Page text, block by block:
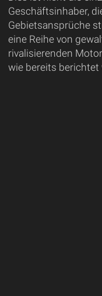
Geschäftsinhaber,
Gebietsansprüche
eine Reihe von
rivalisierenden
wie bereits berichtet